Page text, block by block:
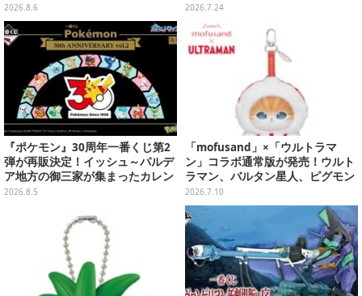
レイヤーをプレイバック
2026.8.6 ドグラス風ライト
2026.7.24
『ポケモン』30周年一番くじ第2
弾が再販決定！イッシュ～パルデ
ア地方の御三家が集まったカレン
ダー、ぬいぐるみなど記念グッズ
2026.8.5
「mofusand」×「ウルトラマ
ン」コラボ通常版が発売！ウルト
ラマン、バルタン星人、ピグモン
のコスチュームを着た“にゃん
こ”に胸キュン
2026.7.10